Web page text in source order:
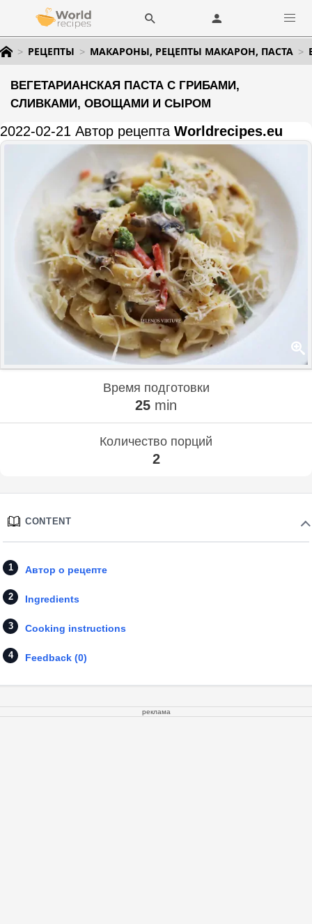
РЕЦЕПТЫ МАКАРОНЫ, РЕЦЕПТЫ МАКАРОН, ПАСТА
ВЕГЕТАРИАНСКАЯ ПАСТА С ГРИБАМИ,
СЛИВКАМИ, ОВОЩАМИ И СЫРОМ
2022-02-21 Автор рецепта Worldrecipes.eu
Время подготовки
25 min
Количество порций
2
CONTENT
Автор о рецепте
Ingredients
Cooking instructions
Feedback (0)
реклама